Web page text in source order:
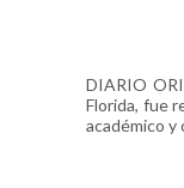
DIARIO
Florida, fue
académico y